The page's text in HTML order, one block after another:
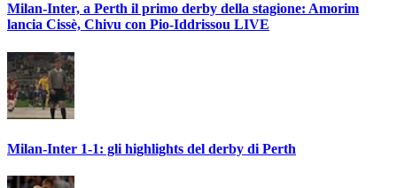
Milan-Inter, a Perth il primo derby della stagione: Amorim
lancia Cissè, Chivu con Pio-Iddrissou LIVE
Milan-Inter 1-1: gli highlights del derby di Perth